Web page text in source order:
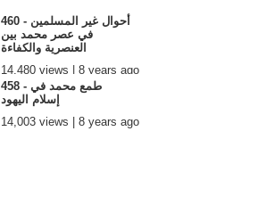
460 - أحوال غير المسلمين
في عصر محمد بين
العنصرية والكفاءة
14,480 views | 8 years ago
458 - طمع محمد في
إسلام اليهود
14,003 views | 8 years ago